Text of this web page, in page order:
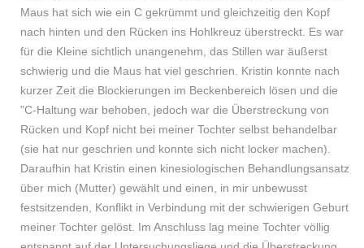
Maus hat sich wie ein C gekrümmt und gleichzeitig den Kopf
nach hinten und den Rücken ins Hohlkreuz überstreckt. Es war
für die Kleine sichtlich unangenehm, das Stillen war äußerst
schwierig und die Maus hat viel geschrien. Kristin konnte nach
kurzer Zeit die Blockierungen im Beckenbereich lösen und die
"C-Haltung war behoben, jedoch war die Überstreckung von
Rücken und Kopf nicht bei meiner Tochter selbst behandelbar
(sie hat nur geschrien und konnte sich nicht locker machen).
Daraufhin hat Kristin einen kinesiologischen Behandlungsansatz
über mich (Mutter) gewählt und einen, in mir unbewusst
festsitzenden, Konflikt in Verbindung mit der schwierigen Geburt
meiner Tochter gelöst. Im Anschluss lag meine Tochter völlig